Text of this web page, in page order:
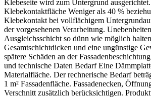
Klebeseite wird zum Untergrund
Klebekontaktfläche Weniger als 40 %
Klebekontakt bei vollflächigem
der vorgesehenen Verarbeitung.
Ausgleichsschicht so dünn wie möglich
Gesamtschichtdicken und eine ungünstige
spätere Schäden an der
und technische Daten Bedarf Eine
Materialfläche. Der rechnerische Bedarf
1 m² Fassadenfläche. Fassadenecken,
Verschnitt zusätzlich berücksichtigen.